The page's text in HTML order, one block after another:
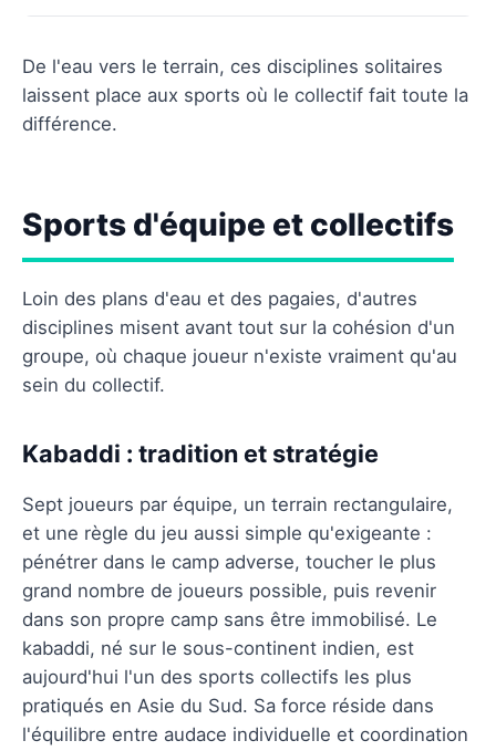
De l'eau vers le terrain, ces disciplines solitaires
laissent place aux sports où le collectif fait toute la
différence.
Sports d'équipe et collectifs
Loin des plans d'eau et des pagaies, d'autres
disciplines misent avant tout sur la cohésion d'un
groupe, où chaque joueur n'existe vraiment qu'au
sein du collectif.
Kabaddi : tradition et stratégie
Sept joueurs par équipe, un terrain rectangulaire,
et une règle du jeu aussi simple qu'exigeante :
pénétrer dans le camp adverse, toucher le plus
grand nombre de joueurs possible, puis revenir
dans son propre camp sans être immobilisé. Le
kabaddi, né sur le sous-continent indien, est
aujourd'hui l'un des sports collectifs les plus
pratiqués en Asie du Sud. Sa force réside dans
l'équilibre entre audace individuelle et coordination